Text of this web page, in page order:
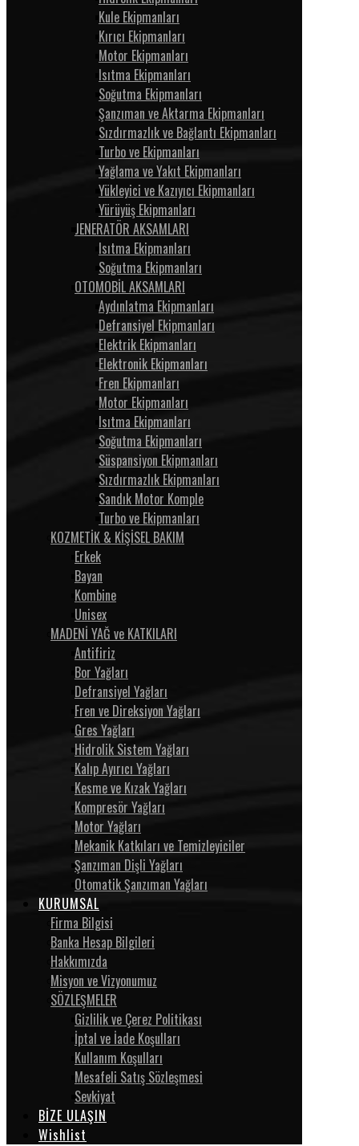
Kule Ekipmanları
Kırıcı Ekipmanları
Motor Ekipmanları
Isıtma Ekipmanları
Soğutma Ekipmanları
Şanzıman ve Aktarma Ekipmanları
Sızdırmazlık ve Bağlantı Ekipmanları
Turbo ve Ekipmanları
Yağlama ve Yakıt Ekipmanları
Yükleyici ve Kazıyıcı Ekipmanları
Yürüyüş Ekipmanları
JENERATÖR AKSAMLARI
Isıtma Ekipmanları
Soğutma Ekipmanları
OTOMOBİL AKSAMLARI
Aydınlatma Ekipmanları
Defransiyel Ekipmanları
Elektrik Ekipmanları
Elektronik Ekipmanları
Fren Ekipmanları
Motor Ekipmanları
Isıtma Ekipmanları
Soğutma Ekipmanları
Süspansiyon Ekipmanları
Sızdırmazlık Ekipmanları
Sandık Motor Komple
Turbo ve Ekipmanları
KOZMETİK & KİŞİSEL BAKIM
Erkek
Bayan
Kombine
Unisex
MADENİ YAĞ ve KATKILARI
Antifiriz
Bor Yağları
Defransiyel Yağları
Fren ve Direksiyon Yağları
Gres Yağları
Hidrolik Sistem Yağları
Kalıp Ayırıcı Yağları
Kesme ve Kızak Yağları
Kompresör Yağları
Motor Yağları
Mekanik Katkıları ve Temizleyiciler
Şanzıman Dişli Yağları
Otomatik Şanzıman Yağları
KURUMSAL
Firma Bilgisi
Banka Hesap Bilgileri
Hakkımızda
Misyon ve Vizyonumuz
SÖZLEŞMELER
Gizlilik ve Çerez Politikası
İptal ve İade Koşulları
Kullanım Koşulları
Mesafeli Satış Sözleşmesi
Sevkiyat
BİZE ULAŞIN
Wishlist